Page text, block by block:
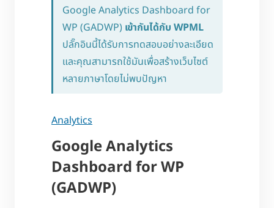
Google Analytics Dashboard for
WP (GADWP) เข้ากันได้กับ WPML
ปลั๊กอินนี้ได้รับการทดสอบอย่างละเอียด
และคุณสามารถใช้มันเพื่อสร้างเว็บไซต์
หลายภาษาโดยไม่พบปัญหา
Analytics
Google Analytics
Dashboard for WP
(GADWP)